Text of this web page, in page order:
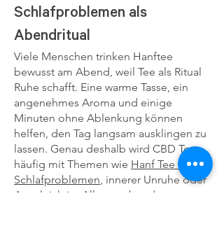
Schlafproblemen als
Abendritual
Viele Menschen trinken Hanftee
bewusst am Abend, weil Tee als Ritual
Ruhe schafft. Eine warme Tasse, ein
angenehmes Aroma und einige
Minuten ohne Ablenkung können
helfen, den Tag langsam ausklingen zu
lassen. Genau deshalb wird CBD Tee
häufig mit Themen wie Hanf Tee bei
Schlafproblemen, innerer Unruhe oder
Ausgleich im Alltag verbunden.